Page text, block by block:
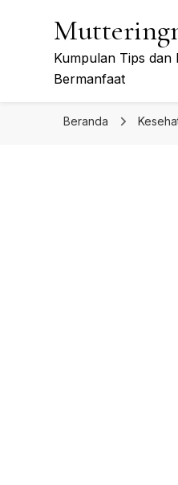
Kumpulan Tips dan
Bermanfaat
Beranda